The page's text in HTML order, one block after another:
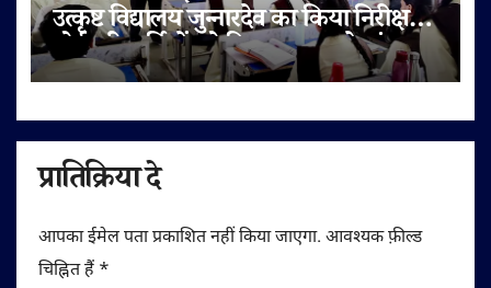
उत्कृष्ट विद्यालय जुन्नारदेव का किया निरीक्षण,
बोर्ड परीक्षार्थियों को दिए सफलता के मंत्र
प्रातिक्रिया दे
आपका ईमेल पता प्रकाशित नहीं किया जाएगा. आवश्यक फ़ील्ड
चिह्नित हैं *